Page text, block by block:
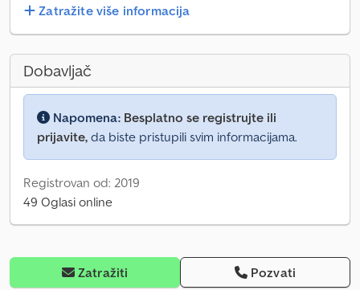
Zatražite više informacija
Dobavljač
Napomena: Besplatno se registrujte ili
prijavite, da biste pristupili svim informacijama.
Registrovan od: 2019
49 Oglasi online
Zatražiti Pozvati